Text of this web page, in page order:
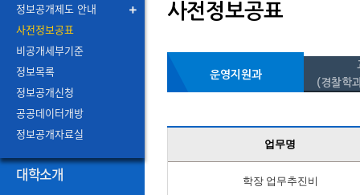
정보공개제도 안내
사전정보공표
비공개세부기준
정보목록
정보공개신청
공공데이터개방
정보공개자료실
대학소개
사전정보공표
운영지원과
업무명
학장 업무추진비
(경찰학